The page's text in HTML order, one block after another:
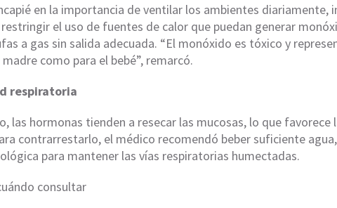
en la importancia de ventilar los ambientes diariamente,
el uso de fuentes de calor que puedan generar
a gas sin salida adecuada. “El monóxido es tóxico y
como para el bebé”, remarcó.
respiratoria
las hormonas tienden a resecar las mucosas, lo que favorece
contrarrestarlo, el médico recomendó beber suficiente
para mantener las vías respiratorias humectadas.
consultar